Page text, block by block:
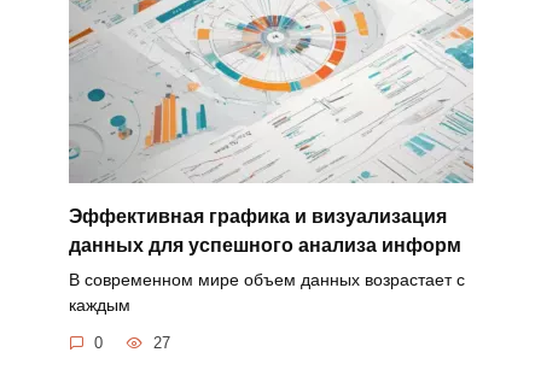
Эффективная графика и визуализация
данных для успешного анализа информ
В современном мире объем данных возрастает с
каждым
0 27